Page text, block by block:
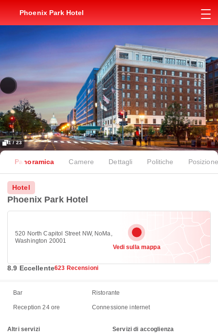
Phoenix Park Hotel
1 / 23
Panoramica Camere Dettagli Politiche Posizione
Hotel
Phoenix Park Hotel
520 North Capitol Street NW, NoMa,
Washington 20001
Vedi sulla mappa
8.9 Eccellente623 Recensioni
Bar Ristorante
Reception 24 ore Connessione internet
Altri servizi
Servizi di accoglienza